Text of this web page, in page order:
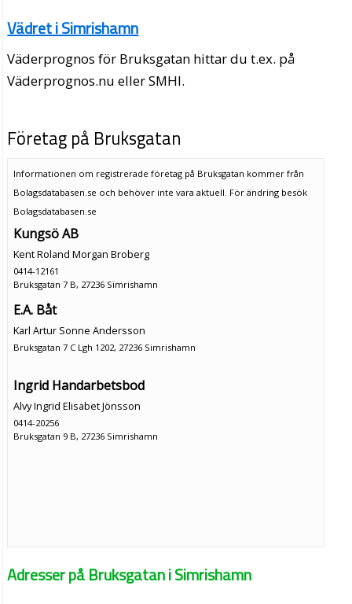
Vädret i Simrishamn
Väderprognos för Bruksgatan hittar du t.ex. på
Väderprognos.nu eller SMHI.
Företag på Bruksgatan
Informationen om registrerade företag på Bruksgatan kommer från
Bolagsdatabasen.se och behöver inte vara aktuell. För ändring besök
Bolagsdatabasen.se
Kungsö AB
Kent Roland Morgan Broberg
0414-12161
Bruksgatan 7 B, 27236 Simrishamn
E.A. Båt
Karl Artur Sonne Andersson
Bruksgatan 7 C Lgh 1202, 27236 Simrishamn
Ingrid Handarbetsbod
Alvy Ingrid Elisabet Jönsson
0414-20256
Bruksgatan 9 B, 27236 Simrishamn
Adresser på Bruksgatan i Simrishamn